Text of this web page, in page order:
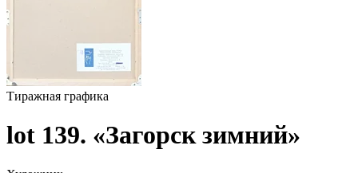
Тиражная графика
lot 139. «Загорск зимний»